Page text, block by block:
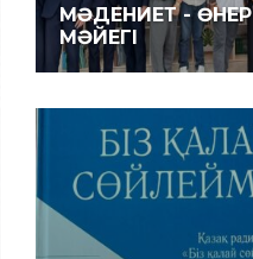
МӘДЕНИЕТ - ӨНЕР
МӘЙЕГІ